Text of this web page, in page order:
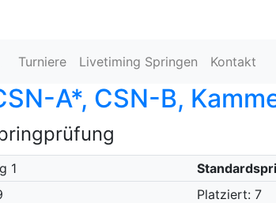
Turniere Livetiming Springen Kontakt
A*, CSN-B,
1
Platziert: 7